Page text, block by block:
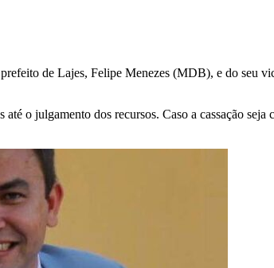
de Lajes, Felipe Menezes (MDB), e do seu
o julgamento dos recursos. Caso a cassação